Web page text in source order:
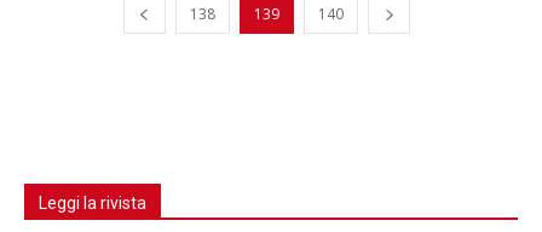
138 139 140
Leggi la rivista